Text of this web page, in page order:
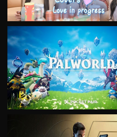
VIEW